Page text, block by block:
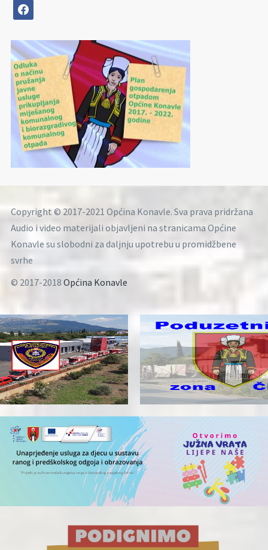
facebook
Copyright © 2017-2021 Općina Konavle. Sva prava pridržana
Audio i video materijali objavljeni na stranicama Općine
Konavle su slobodni za daljnju upotrebu u promidžbene
svrhe
© 2017-2018 Općina Konavle